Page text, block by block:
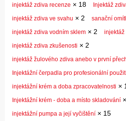
injektáž zdiva recenze × 18 Injektáž
injektáž zdiva ve svahu × 2 sanační
injektáž zdiva vodním sklem × 2 injektáž
injektáž zdiva zkušenosti × 2
injektáž žulového zdiva anebo v první
Injektážní čerpadla pro profesionální
injektážní krém a doba zpracovatelnosti ×
Injektážní krém - doba a místo skladování ×
injektážní pumpa a její vyčištění × 15